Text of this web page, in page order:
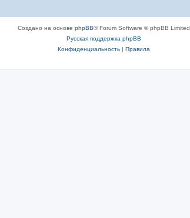
Создано на основе phpBB® Forum Software © phpBB Limited
Русская поддержка phpBB
Конфиденциальность| Правила